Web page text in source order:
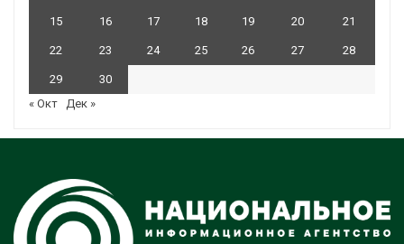
15 16 17 18 19 20 21
22 23 24 25 26 27 28
29
30
« Окт Дек »